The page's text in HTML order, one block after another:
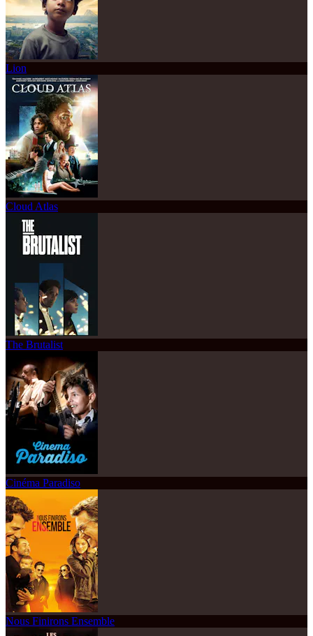
Lion
Cloud Atlas
The Brutalist
Cinéma Paradiso
Nous Finirons Ensemble